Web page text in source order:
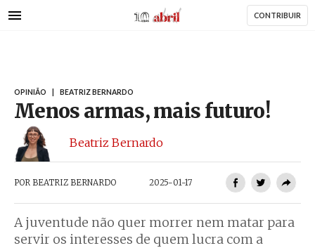
para
AbrilAbril CONTRIBUIR
OPINIÃO BEATRIZ BERNARDO
Menos armas, mais futuro!
Beatriz Bernardo
POR BEATRIZ BERNARDO 2025-01-17
A juventude não quer morrer nem matar para
servir os interesses de quem lucra com a